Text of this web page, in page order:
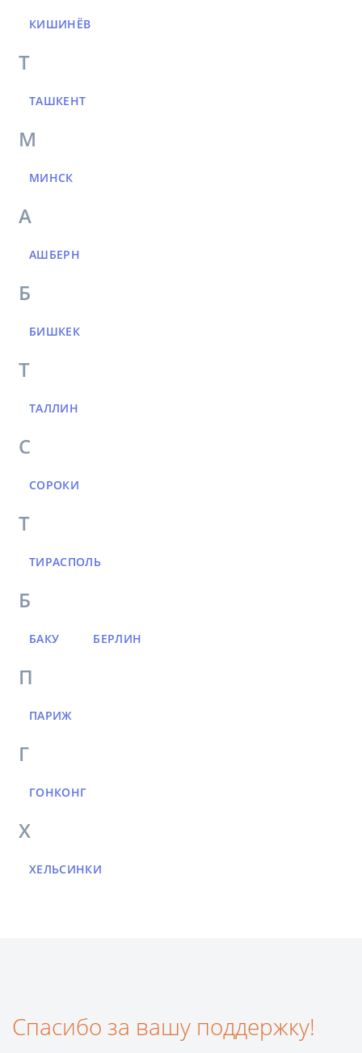
КИШИНЁВ
Т
ТАШКЕНТ
М
МИНСК
А
АШБЕРН
Б
БИШКЕК
Т
ТАЛЛИН
С
СОРОКИ
Т
ТИРАСПОЛЬ
Б
БАКУ БЕРЛИН
П
ПАРИЖ
Г
ГОНКОНГ
Х
ХЕЛЬСИНКИ
Спасибо за вашу поддержку!